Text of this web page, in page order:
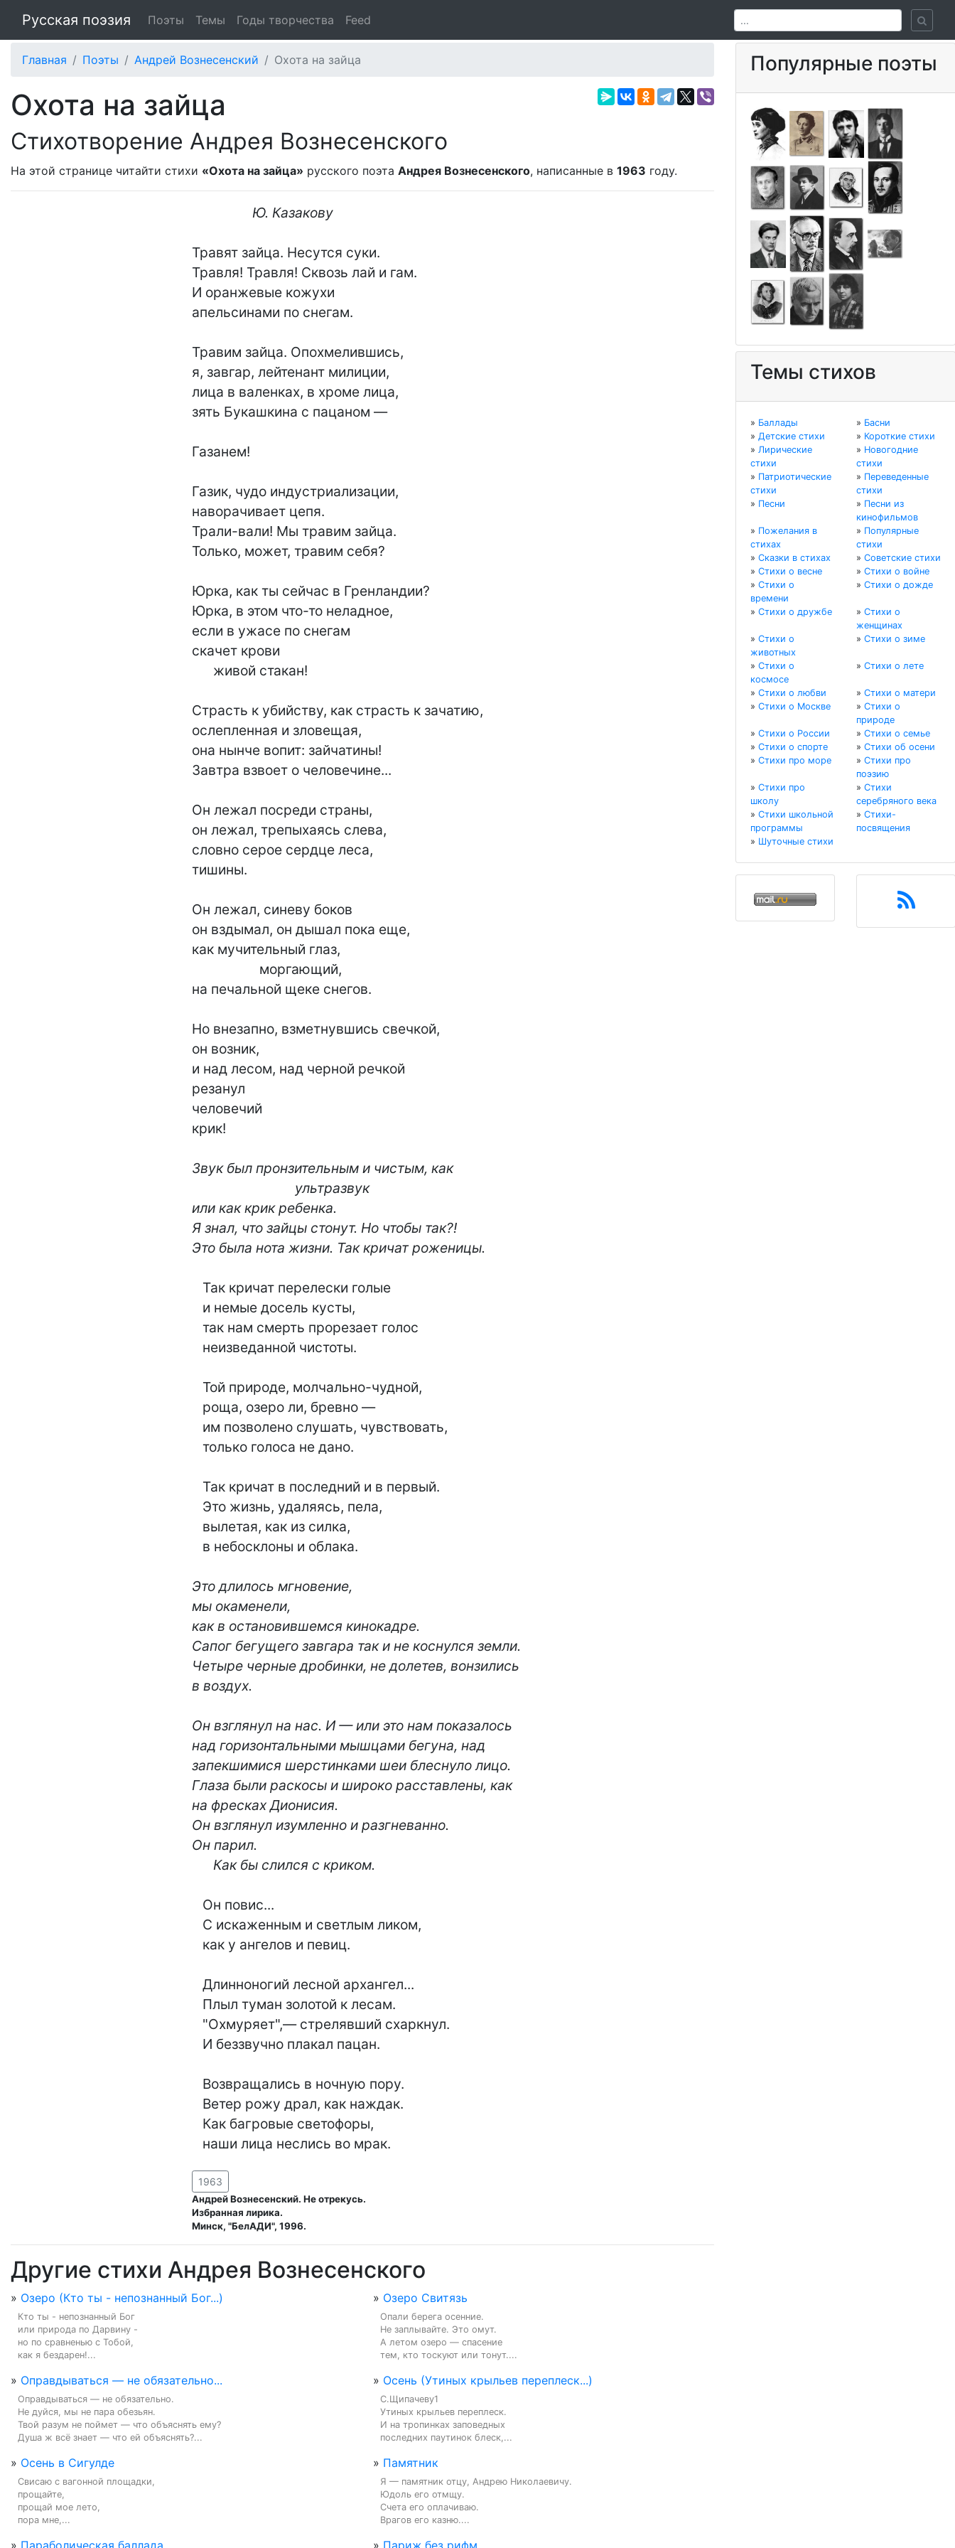
Русская поэзия Поэты Темы Годы творчества Feed
Главная Поэты Андрей Вознесенский Охота на зайца
Охота на зайца
Стихотворение Андрея Вознесенского
На этой странице читайти стихи «Охота на зайца» русского поэта Андрея Вознесенского, написанные в 1963 году.
Ю. Казакову
Травят зайца. Несутся суки.
Травля! Травля! Сквозь лай и гам.
И оранжевые кожухи
апельсинами по снегам.
Травим зайца. Опохмелившись,
я, завгар, лейтенант милиции,
лица в валенках, в хроме лица,
зять Букашкина с пацаном —
Газанем!
Газик, чудо индустриализации,
наворачивает цепя.
Трали-вали! Мы травим зайца.
Только, может, травим себя?
Юрка, как ты сейчас в Гренландии?
Юрка, в этом что-то неладное,
если в ужасе по снегам
скачет крови
Страсть к убийству, как страсть к зачатию,
ослепленная и зловещая,
она нынче вопит: зайчатины!
Завтра взвоет о человечине...
Он лежал посреди страны,
он лежал, трепыхаясь слева,
словно серое сердце леса,
тишины.
Он лежал, синеву боков
он вздымал, он дышал пока еще,
как мучительный глаз,
на печальной щеке снегов.
Но внезапно, взметнувшись свечкой,
он возник,
и над лесом, над черной речкой
резанул
человечий
крик!
Звук был пронзительным и чистым, как
или как крик ребенка.
Я знал, что зайцы стонут. Но чтобы так?!
Это была нота жизни. Так кричат роженицы.
Это длилось мгновение,
мы окаменели,
как в остановившемся кинокадре.
Сапог бегущего завгара так и не коснулся земли.
Четыре черные дробинки, не долетев, вонзились
в воздух.
Он взглянул на нас. И — или это нам показалось
над горизонтальными мышцами бегуна, над
запекшимися шерстинками шеи блеснуло лицо.
Глаза были раскосы и широко расставлены, как
на фресках Дионисия.
Он взглянул изумленно и разгневанно.
Он парил.
      Как бы слился с криком.
   наши лица неслись во мрак.
1963
Андрей Вознесенский. Не отрекусь.
Избранная лирика.
Минск, "БелАДИ", 1996.
Другие стихи Андрея Вознесенского
» Озеро (Кто ты - непознанный Бог...)
Кто ты - непознанный Бог
или природа по Дарвину -
но по сравненью с Тобой,
как я бездарен!...
» Озеро Свитязь
Опали берега осенние.
Не заплывайте. Это омут.
А летом озеро — спасение
тем, кто тоскуют или тонут....
» Оправдываться — не обязательно...
Оправдываться — не обязательно.
Не дуйся, мы не пара обезьян.
Твой разум не поймет — что объяснять ему?
Душа ж всё знает — что ей объяснять?...
» Осень (Утиных крыльев переплеск...)
С.Щипачеву1
Утиных крыльев переплеск.
И на тропинках заповедных
последних паутинок блеск,...
» Осень в Сигулде
Свисаю с вагонной площадки,
прощайте,
прощай мое лето,
пора мне,...
» Памятник
Я — памятник отцу, Андрею Николаевичу.
Юдоль его отмщу.
Счета его оплачиваю.
Врагов его казню....
» Параболическая баллада » Париж без рифм
Популярные поэты
Темы стихов
» Баллады » Басни
» Детские стихи » Короткие стихи
» Лирические
стихи
» Новогодние
стихи
» Патриотические
стихи
» Переведенные
стихи
» Песни » Песни из
кинофильмов
» Пожелания в
стихах
» Популярные
стихи
» Сказки в стихах » Советские стихи
» Стихи о весне » Стихи о войне
» Стихи о
времени
» Стихи о дожде
» Стихи о дружбе » Стихи о
женщинах
» Стихи о
животных
» Стихи о зиме
» Стихи о
космосе
» Стихи о лете
» Стихи о любви » Стихи о матери
» Стихи о Москве » Стихи о
природе
» Стихи о России » Стихи о семье
» Стихи о спорте » Стихи об осени
» Стихи про море » Стихи про
поэзию
» Стихи про
школу
» Стихи
серебряного века
» Стихи школьной
программы
» Стихи-
посвящения
» Шуточные стихи